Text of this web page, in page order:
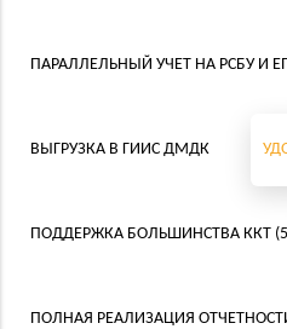
ПАРАЛЛЕЛЬНЫЙ УЧЕТ НА РСБУ И
ВЫГРУЗКА В ГИИС ДМДК
ПОДДЕРЖКА БОЛЬШИНСТВА ККТ
ПОЛНАЯ РЕАЛИЗАЦИЯ